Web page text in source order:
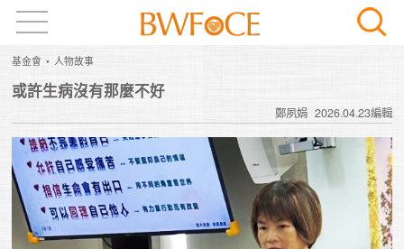
基金會 人物故事
或許生病沒有那麼不好
鄭夙娟 2026.04.23編輯